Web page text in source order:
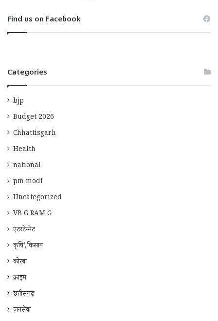
Find us on Facebook
Categories
bjp
Budget 2026
Chhattisgarh
Health
national
pm modi
Uncategorized
VB G RAM G
एंटरटेन्मेंट
कृषि\किसान
कोरबा
क्राइम
छत्तीसगढ़
जनसेवा